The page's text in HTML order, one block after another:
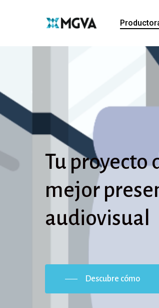
Tu proyecto
mejor
audiovisual
Descubre cómo